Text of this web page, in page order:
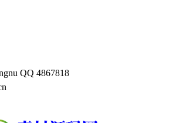
QQ 4867818